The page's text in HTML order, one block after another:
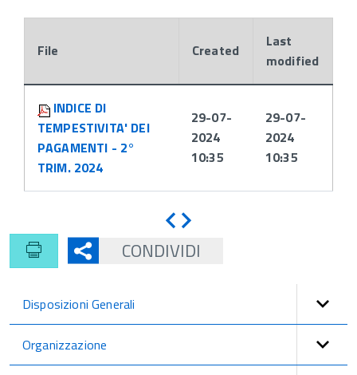
Attachments:
File Created
Last
modified
INDICE DI
TEMPESTIVITA' DEI
PAGAMENTI - 2°
TRIM. 2024
29-07-
2024
10:35
29-07-
2024
10:35
Indietro
CONDIVIDI
Disposizioni Generali
Organizzazione